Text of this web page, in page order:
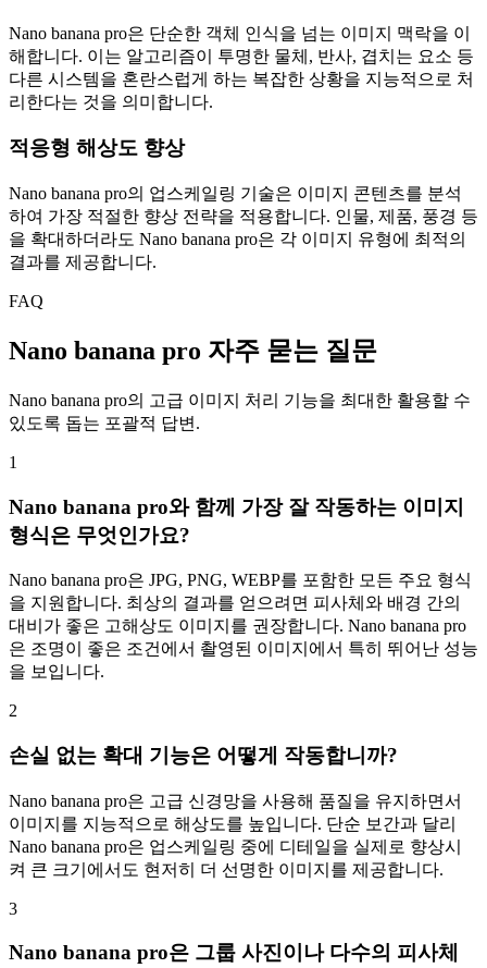
Nano banana pro은 단순한 객체 인식을 넘는 이미지 맥락을 이
해합니다. 이는 알고리즘이 투명한 물체, 반사, 겹치는 요소 등
다른 시스템을 혼란스럽게 하는 복잡한 상황을 지능적으로 처
리한다는 것을 의미합니다.
적응형 해상도 향상
Nano banana pro의 업스케일링 기술은 이미지 콘텐츠를 분석
하여 가장 적절한 향상 전략을 적용합니다. 인물, 제품, 풍경 등
을 확대하더라도 Nano banana pro은 각 이미지 유형에 최적의
결과를 제공합니다.
FAQ
Nano banana pro 자주 묻는 질문
Nano banana pro의 고급 이미지 처리 기능을 최대한 활용할 수
있도록 돕는 포괄적 답변.
1
Nano banana pro와 함께 가장 잘 작동하는 이미지
형식은 무엇인가요?
Nano banana pro은 JPG, PNG, WEBP를 포함한 모든 주요 형식
을 지원합니다. 최상의 결과를 얻으려면 피사체와 배경 간의
대비가 좋은 고해상도 이미지를 권장합니다. Nano banana pro
은 조명이 좋은 조건에서 촬영된 이미지에서 특히 뛰어난 성능
을 보입니다.
2
손실 없는 확대 기능은 어떻게 작동합니까?
Nano banana pro은 고급 신경망을 사용해 품질을 유지하면서
이미지를 지능적으로 해상도를 높입니다. 단순 보간과 달리
Nano banana pro은 업스케일링 중에 디테일을 실제로 향상시
켜 큰 크기에서도 현저히 더 선명한 이미지를 제공합니다.
3
Nano banana pro은 그룹 사진이나 다수의 피사체